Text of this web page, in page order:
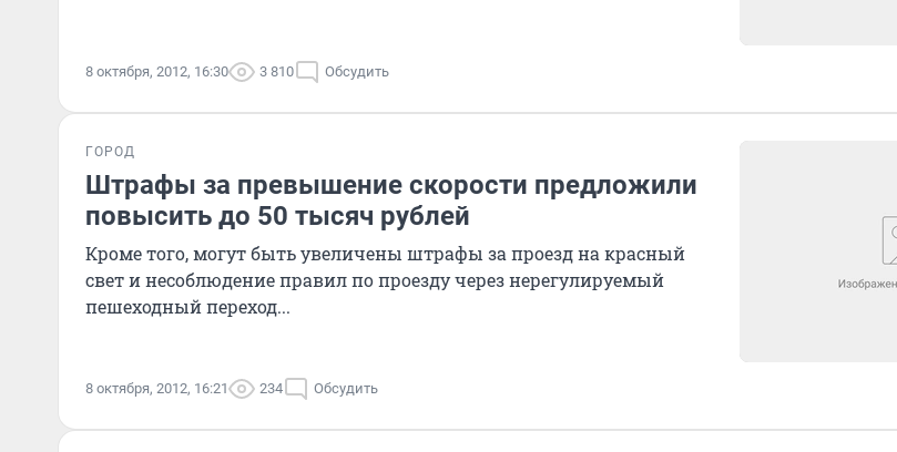
8 октября, 2012, 16:30 3 810 Обсудить
ГОРОД
Штрафы за превышение скорости предложили
повысить до 50 тысяч рублей
Кроме того, могут быть увеличены штрафы за проезд на красный
свет и несоблюдение правил по проезду через нерегулируемый
пешеходный переход...
8 октября, 2012, 16:21 234 Обсудить